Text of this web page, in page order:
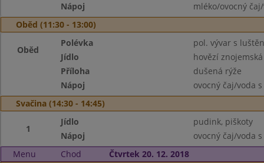
Nápoj
mléko/ovocný
Oběd (11:30 - 13:00)
Oběd
Polévka
pol. vývar s
Jídlo
hovězí
Příloha
dušená rýže
Nápoj
ovocný čaj/voda
Svačina (14:30 - 14:45)
1
Jídlo
pudink, piškoty
Nápoj
ovocný čaj/voda
Menu
Chod
Čtvrtek 20. 12. 2018